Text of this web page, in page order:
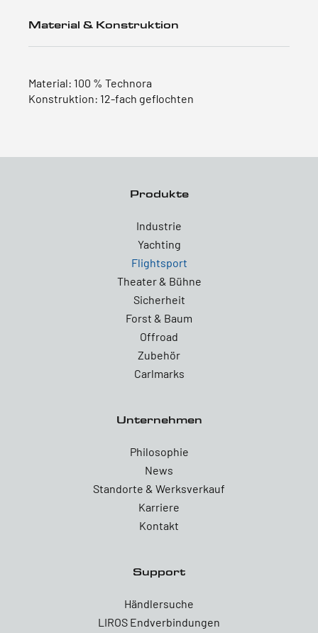
Material & Konstruktion
Material: 100 % Technora
Konstruktion: 12-fach geflochten
Produkte
Industrie
Yachting
Flightsport
Theater & Bühne
Sicherheit
Forst & Baum
Offroad
Zubehör
Carlmarks
Unternehmen
Philosophie
News
Standorte & Werksverkauf
Karriere
Kontakt
Support
Händlersuche
LIROS Endverbindungen